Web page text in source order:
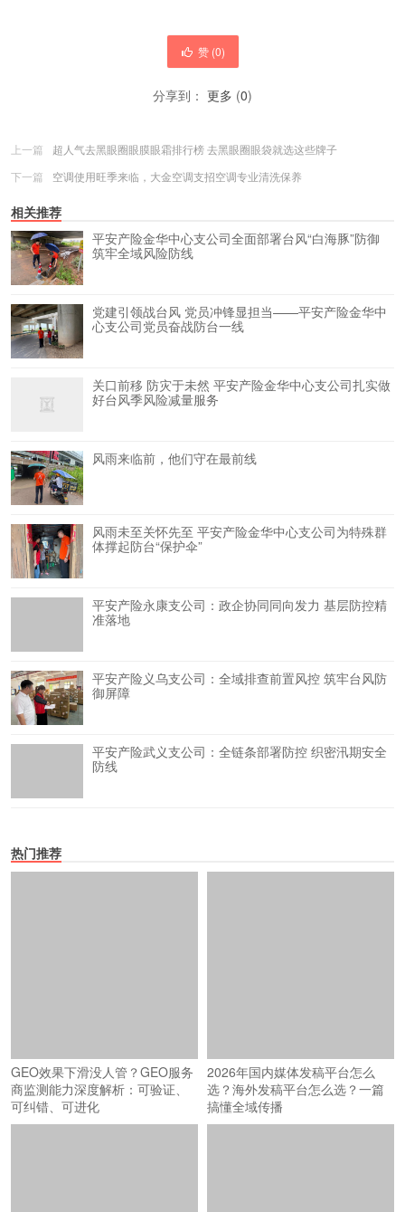
赞 (0)
分享到： 更多 (0)
上一篇
超人气去黑眼圈眼膜眼霜排行榜 去黑眼圈眼袋就选这些牌子
下一篇
空调使用旺季来临，大金空调支招空调专业清洗保养
相关推荐
平安产险金华中心支公司全面部署台风“白海豚”防御
筑牢全域风险防线
党建引领战台风 党员冲锋显担当——平安产险金华中
心支公司党员奋战防台一线
关口前移 防灾于未然 平安产险金华中心支公司扎实做
好台风季风险减量服务
风雨来临前，他们守在最前线
风雨未至关怀先至 平安产险金华中心支公司为特殊群
体撑起防台“保护伞”
平安产险永康支公司：政企协同同向发力 基层防控精
准落地
平安产险义乌支公司：全域排查前置风控 筑牢台风防
御屏障
平安产险武义支公司：全链条部署防控 织密汛期安全
防线
热门推荐
GEO效果下滑没人管？GEO服务
商监测能力深度解析：可验证、
可纠错、可进化
2026年国内媒体发稿平台怎么
选？海外发稿平台怎么选？一篇
搞懂全域传播